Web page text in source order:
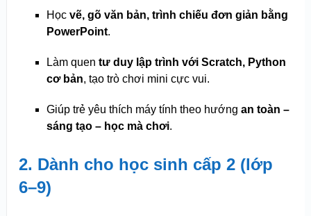
Học vẽ, gõ văn bản, trình chiếu đơn giản bằng
PowerPoint.
Làm quen tư duy lập trình với Scratch, Python
cơ bản, tạo trò chơi mini cực vui.
Giúp trẻ yêu thích máy tính theo hướng an toàn –
sáng tạo – học mà chơi.
2. Dành cho học sinh cấp 2 (lớp
6–9)